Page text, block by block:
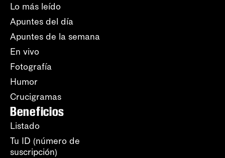
Lo más leído
Apuntes del día
Apuntes de la semana
En vivo
Fotografía
Humor
Crucigramas
Beneficios
Listado
Tu ID (número de
suscripción)